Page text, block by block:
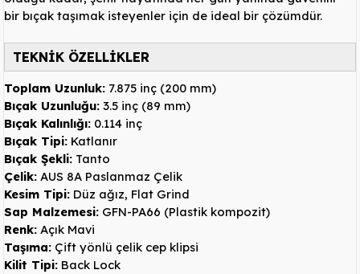
bir bıçak taşımak isteyenler için de ideal bir çözümdür.
TEKNİK ÖZELLİKLER
Toplam Uzunluk: 7.875 inç (200 mm)
Bıçak Uzunluğu: 3.5 inç (89 mm)
Bıçak Kalınlığı: 0.114 inç
Bıçak Tipi: Katlanır
Bıçak Şekli: Tanto
Çelik: AUS 8A Paslanmaz Çelik
Kesim Tipi: Düz ağız, Flat Grind
Sap Malzemesi: GFN-PA66 (Plastik kompozit)
Renk: Açık Mavi
Taşıma: Çift yönlü çelik cep klipsi
Kilit Tipi: Back Lock